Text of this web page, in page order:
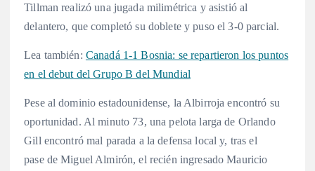
Tillman realizó una jugada milimétrica y asistió al
delantero, que completó su doblete y puso el 3-0 parcial.
Lea también: Canadá 1-1 Bosnia: se repartieron los puntos
en el debut del Grupo B del Mundial
Pese al dominio estadounidense, la Albirroja encontró su
oportunidad. Al minuto 73, una pelota larga de Orlando
Gill encontró mal parada a la defensa local y, tras el
pase de Miguel Almirón, el recién ingresado Mauricio